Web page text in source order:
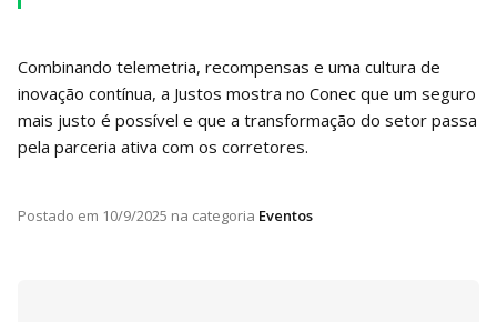
Combinando telemetria, recompensas e uma cultura de
inovação contínua, a Justos mostra no Conec que um seguro
mais justo é possível e que a transformação do setor passa
pela parceria ativa com os corretores.
Postado em 10/9/2025 na categoria Eventos